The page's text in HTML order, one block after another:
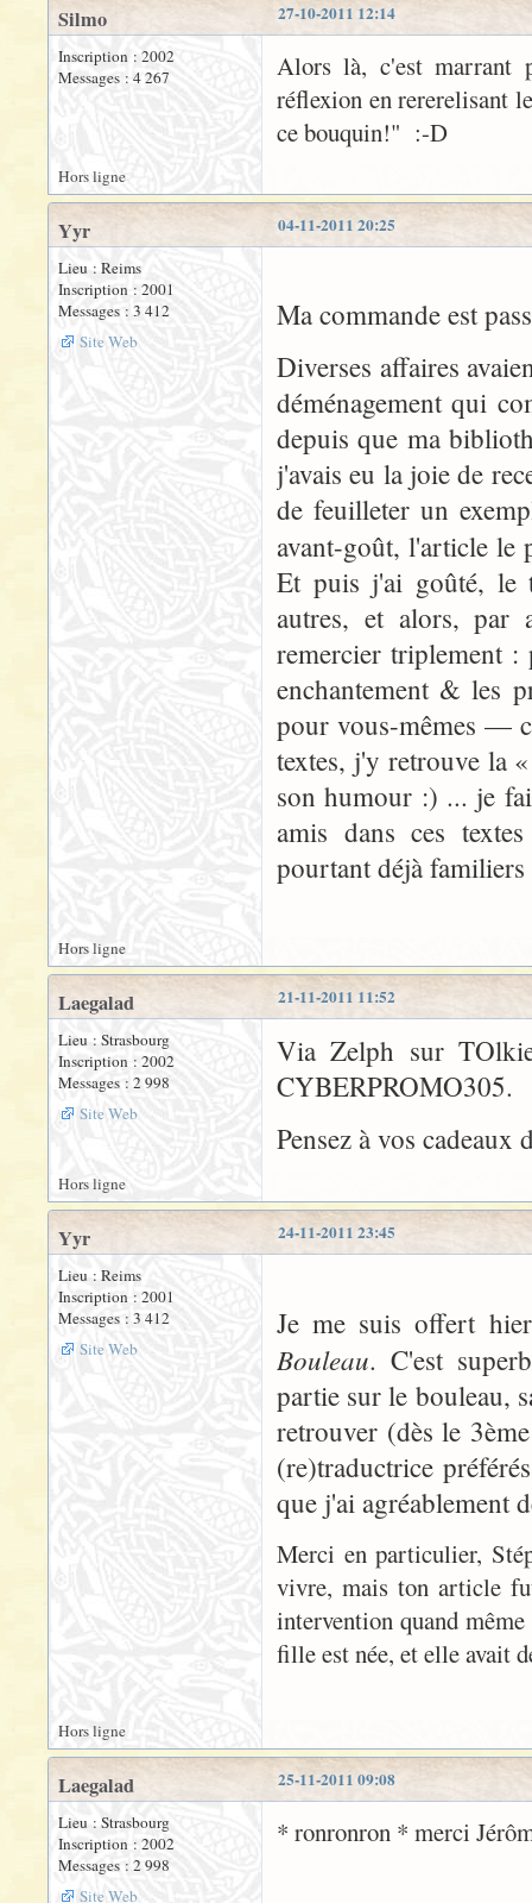
27-10-2011 12:14
Silmo
Inscription : 2002
Messages : 4 267
Alors là, c'est marrant
réflexion en rererelisant
ce bouquin!" :-D
Hors ligne
04-11-2011 20:25
Yyr
Lieu : Reims
Inscription : 2001
Messages : 3 412
Site Web
Ma commande est
Diverses affaires
déménagement qui
depuis que ma
j'avais eu la joie de
de feuilleter un
avant-goût, l'article
Et puis j'ai goûté, le
autres, et alors, par
remercier triplement
enchantement & les
pour vous-mêmes —
textes, j'y retrouve la
son humour :) ... je
amis dans ces
pourtant déjà
Hors ligne
21-11-2011 11:52
Laegalad
Lieu : Strasbourg
Inscription : 2002
Messages : 2 998
Site Web
Via Zelph sur
CYBERPROMO305.
Pensez à vos cadeaux
Hors ligne
24-11-2011 23:45
Yyr
Lieu : Reims
Inscription : 2001
Messages : 3 412
Site Web
Je me suis offert
Bouleau. C'est
partie sur le bouleau,
retrouver (dès le
(re)traductrice
que j'ai agréablement
Merci en particulier,
vivre, mais ton article
intervention quand
fille est née, et elle avait
Hors ligne
25-11-2011 09:08
Laegalad
Lieu : Strasbourg
Inscription : 2002
Messages : 2 998
Site Web
* ronronron * merci